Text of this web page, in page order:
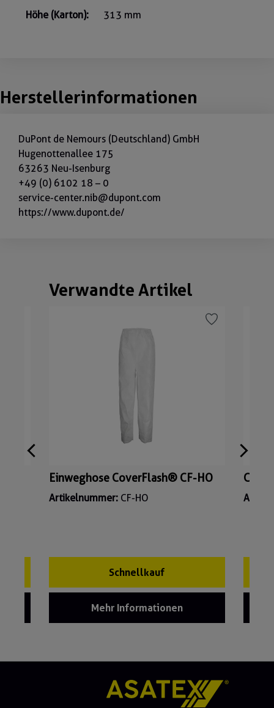
Höhe (Karton): 313 mm
Herstellerinformationen
DuPont de Nemours (Deutschland) GmbH
Hugenottenallee 175
63263 Neu-Isenburg
+49 (0) 6102 18 – 0
service-center.nib@dupont.com
https://www.dupont.de/
Produktgalerie überspringen
Verwandte Artikel
Einweghose CoverFlash® CF-HO
Artikelnummer: CF-HO
Schnellkauf
Mehr Informationen